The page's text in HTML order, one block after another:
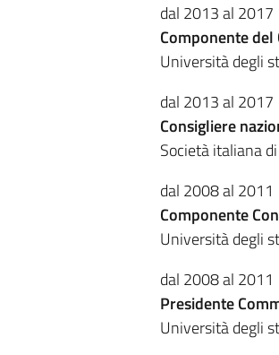
dal 2013 al 2017
Componente
Università degli
dal 2013 al 2017
Consigliere
Società italiana
dal 2008 al 2011
Componente
Università degli
dal 2008 al 2011
Presidente
Università degli